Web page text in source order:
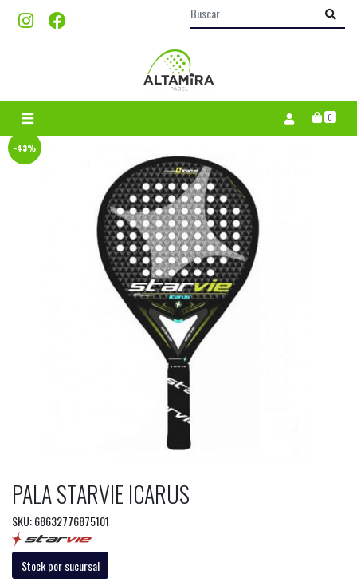
0
-43%
PALA STARVIE ICARUS
SKU: 68632776875101
Stock por sucursal